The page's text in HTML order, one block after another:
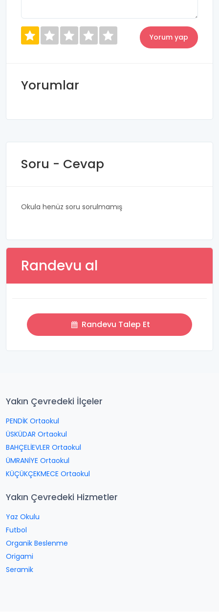
Yorumlar
Soru - Cevap
Okula henüz soru sorulmamış
Randevu al
Randevu Talep Et
Yakın Çevredeki İlçeler
PENDİK Ortaokul
ÜSKÜDAR Ortaokul
BAHÇELİEVLER Ortaokul
ÜMRANİYE Ortaokul
KÜÇÜKÇEKMECE Ortaokul
Yakın Çevredeki Hizmetler
Yaz Okulu
Futbol
Organik Beslenme
Origami
Seramik